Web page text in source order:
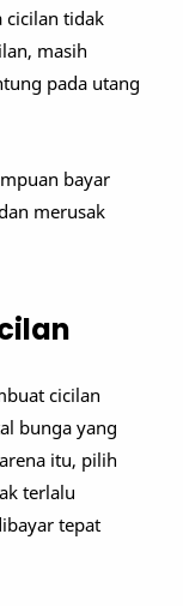
cicilan tidak
masih
pada utang
bayar
merusak
cicilan
bunga yang
itu, pilih
terlalu
tepat